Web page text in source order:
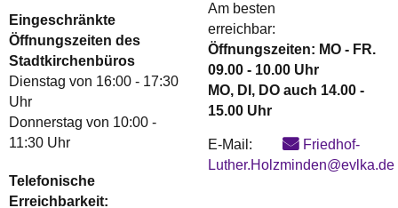
Eingeschränkte
Öffnungszeiten des
Stadtkirchenbüros
Dienstag von 16:00 - 17:30
Uhr
Donnerstag von 10:00 -
11:30 Uhr
Telefonische
Erreichbarkeit:
Am besten
erreichbar:
Öffnungszeiten: MO - FR.
09.00 - 10.00 Uhr
MO, DI, DO auch 14.00 -
15.00 Uhr
E-Mail:
Friedhof-
Luther.Holzminden@evlka.de